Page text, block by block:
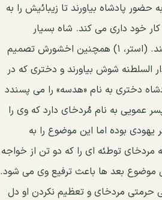
پادشاه بیاورند تا زیبائیش را به
خود داری می کند. شاه بسیار
خشمگین می شود و پس از مشورت با بزرگان کشور ملکه را بر کنار می کند. (استر، ۱) همچنین اخشورش تصمیم
السلطنه شوش بیاورند و دختری که در
دختری به نام «هدسه» را می پسندد
عمویی به نام مُردخای دارد که وی را
بوده اما این موضوع را به
توطئه ای را که دو تن از خواجه
داده بوده اند کشف می کند (استر، ۲) و همین موضوع بعد ها باعث ترفیع وی می شود.
بی حرمتی مردخای و تعظیم نکردن او دل